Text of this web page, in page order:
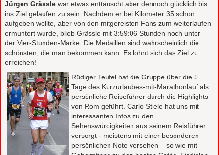
Jürgen Grässlewar etwas enttäuscht aber dennoch glücklich bis
ins Ziel gelaufen zu sein. Nachdem er bei Kilometer 35 schon
aufgeben wollte, aber von den mitgereisten Fans zum weiterlaufen
ermuntert wurde, blieb Grässle mit 3:59:06 Stunden noch unter
der Vier-Stunden-Marke. Die Medaillen sind wahrscheinlich die
schönsten, die man bekommen kann. Es lohnt sich das Ziel zu
erreichen!
Rüdiger Teufel hat die Gruppe über die 5
Tage des Kurzurlaubes-mit-Marathonlauf als
persönliche Reiseführer durch die Highlights
von Rom geführt. Carlo Stiele hat uns mit
interessanten Infos zu den
Sehenswürdigkeiten aus seinem Reisführer
versorgt - meistens mit einer besonderen
persönlichen Note versehen – so wie mit